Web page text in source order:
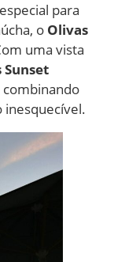
para
o Olivas
uma vista
Sunset
inesquecível.